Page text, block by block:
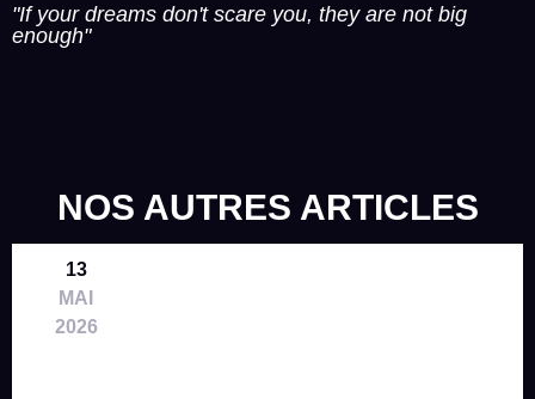
"If your dreams don't scare you, they are not big
enough"
NOS AUTRES ARTICLES
13
MAI
2026